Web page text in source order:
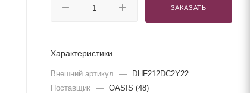
ЗАКАЗАТЬ
Характеристики
Внешний артикул —
DHF212DC2Y22
Поставщик — OASIS (48)